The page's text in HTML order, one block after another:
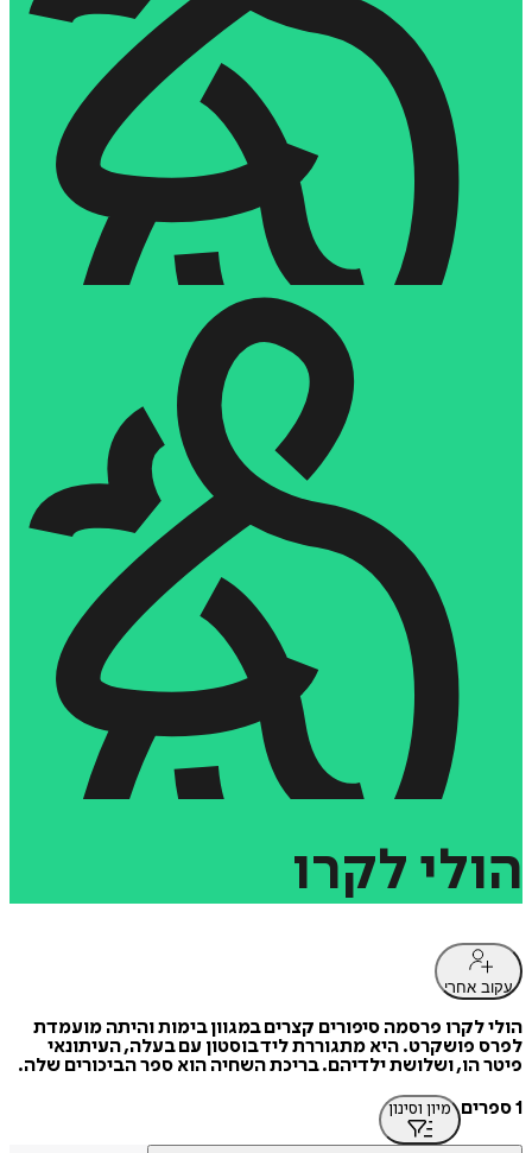
הולי לקרו
עקוב אחרי
הולי לקרו פרסמה סיפורים קצרים במגוון בימות והיתה מועמדת
לפרס פושקרט. היא מתגוררת ליד בוסטון עם בעלה, העיתונאי
פיטר הו, ושלושת ילדיהם. בריכת השחיה הוא ספר הביכורים שלה.
1 ספרים
מיון וסינון